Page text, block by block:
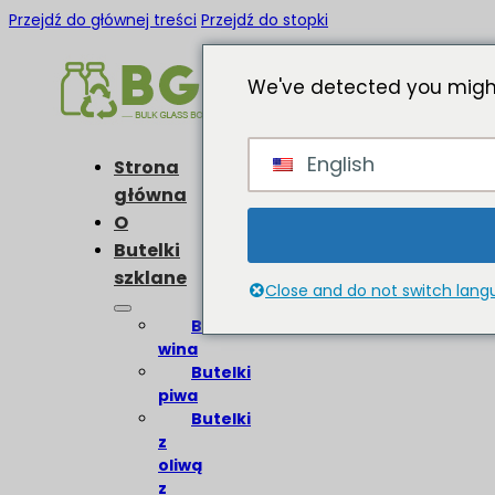
Przejdź do głównej treści Przejdź do stopki
Strona
główna
O
Butelki
szklane
Butelki
wina
Butelki
piwa
Butelki
z
oliwą
z
We've detected you
English
Close and do not switch